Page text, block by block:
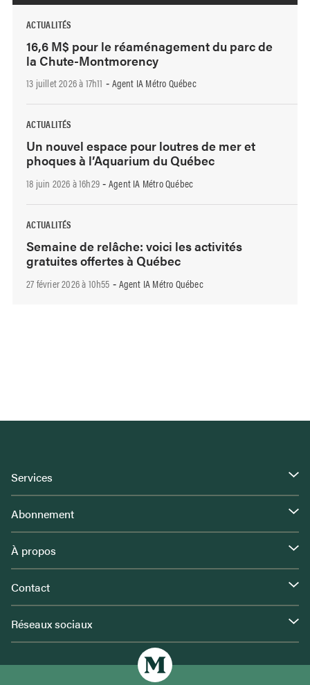
ACTUALITÉS
16,6 M$ pour le réaménagement du parc de
la Chute-Montmorency
13 juillet 2026 à 17h11 - Agent IA Métro Québec
ACTUALITÉS
Un nouvel espace pour loutres de mer et
phoques à l’Aquarium du Québec
18 juin 2026 à 16h29 - Agent IA Métro Québec
ACTUALITÉS
Semaine de relâche: voici les activités
gratuites offertes à Québec
27 février 2026 à 10h55 - Agent IA Métro Québec
Services
Abonnement
À propos
Contact
Réseaux sociaux